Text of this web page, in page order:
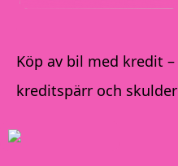
Köp av bil med kredit
kreditspärr och